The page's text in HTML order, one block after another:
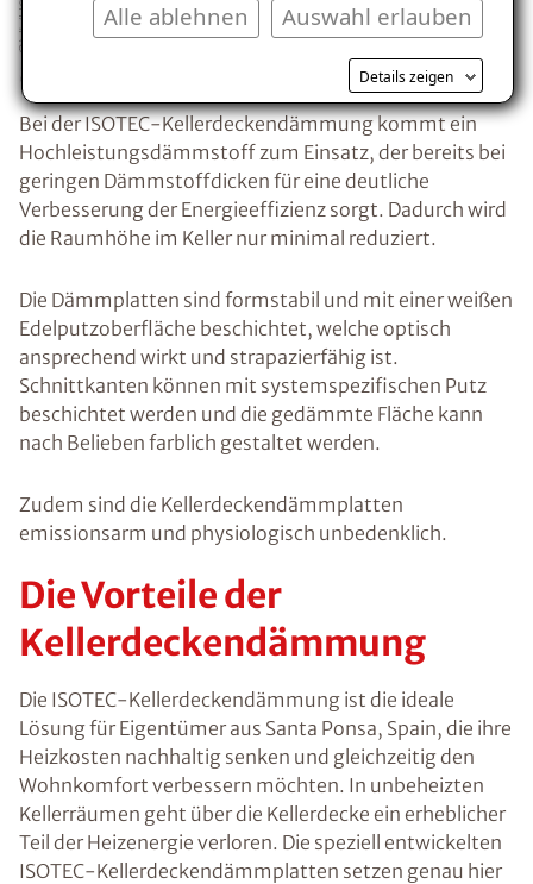
Auswahl erlauben
Alle ablehnen
Details zeigen
Bei der ISOTEC-Kellerdeckendämmung kommt ein
Hochleistungsdämmstoff zum Einsatz, der bereits bei
geringen Dämmstoffdicken für eine deutliche
Verbesserung der Energieeffizienz sorgt. Dadurch wird
die Raumhöhe im Keller nur minimal reduziert.
Die Dämmplatten sind formstabil und mit einer weißen
Edelputzoberfläche beschichtet, welche optisch
ansprechend wirkt und strapazierfähig ist.
Schnittkanten können mit systemspezifischen Putz
beschichtet werden und die gedämmte Fläche kann
nach Belieben farblich gestaltet werden.
Zudem sind die Kellerdeckendämmplatten
emissionsarm und physiologisch unbedenklich.
Die Vorteile der
Kellerdeckendämmung
Die ISOTEC-Kellerdeckendämmung ist die ideale
Lösung für Eigentümer aus Santa Ponsa, Spain, die ihre
Heizkosten nachhaltig senken und gleichzeitig den
Wohnkomfort verbessern möchten. In unbeheizten
Kellerräumen geht über die Kellerdecke ein erheblicher
Teil der Heizenergie verloren. Die speziell entwickelten
ISOTEC-Kellerdeckendämmplatten setzen genau hier